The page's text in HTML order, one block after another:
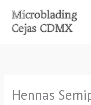
contenido
Hennas